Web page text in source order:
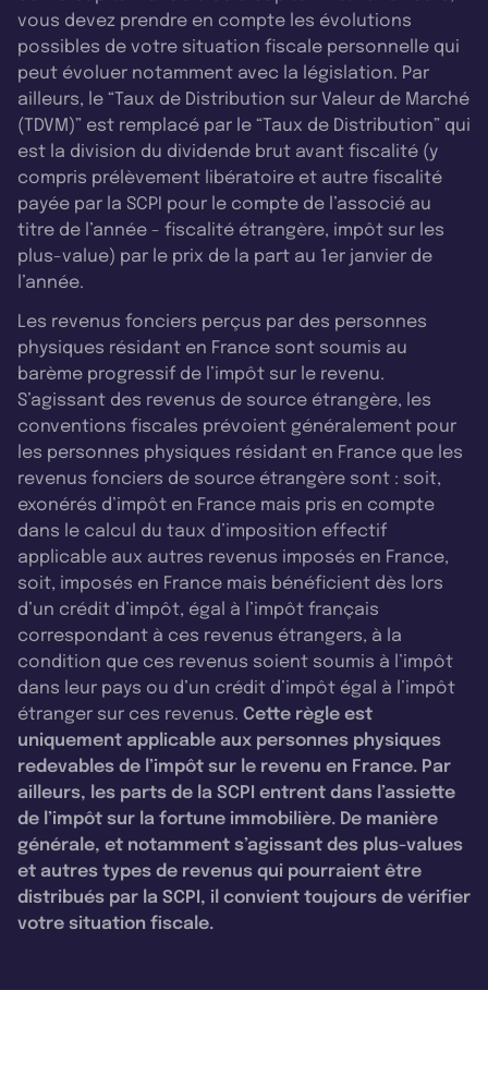
vous devez prendre en compte les évolutions
possibles de votre situation fiscale personnelle qui
peut évoluer notamment avec la législation. Par
ailleurs, le “Taux de Distribution sur Valeur de Marché
(TDVM)” est remplacé par le “Taux de Distribution” qui
est la division du dividende brut avant fiscalité (y
compris prélèvement libératoire et autre fiscalité
payée par la SCPI pour le compte de l’associé au
titre de l’année - fiscalité étrangère, impôt sur les
plus-value) par le prix de la part au 1er janvier de
l’année.
Les revenus fonciers perçus par des personnes
physiques résidant en France sont soumis au
barème progressif de l’impôt sur le revenu.
S’agissant des revenus de source étrangère, les
conventions fiscales prévoient généralement pour
les personnes physiques résidant en France que les
revenus fonciers de source étrangère sont : soit,
exonérés d’impôt en France mais pris en compte
dans le calcul du taux d’imposition effectif
applicable aux autres revenus imposés en France,
soit, imposés en France mais bénéficient dès lors
d’un crédit d’impôt, égal à l’impôt français
correspondant à ces revenus étrangers, à la
condition que ces revenus soient soumis à l’impôt
dans leur pays ou d’un crédit d’impôt égal à l’impôt
étranger sur ces revenus. Cette règle est
uniquement applicable aux personnes physiques
redevables de l’impôt sur le revenu en France. Par
ailleurs, les parts de la SCPI entrent dans l’assiette
de l’impôt sur la fortune immobilière. De manière
générale, et notamment s’agissant des plus-values
et autres types de revenus qui pourraient être
distribués par la SCPI, il convient toujours de vérifier
votre situation fiscale.